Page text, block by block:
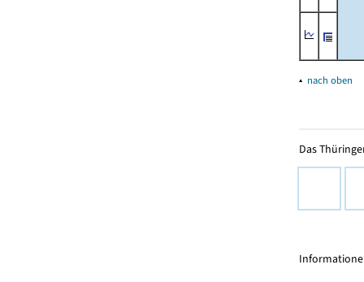
▴ nach oben
Das